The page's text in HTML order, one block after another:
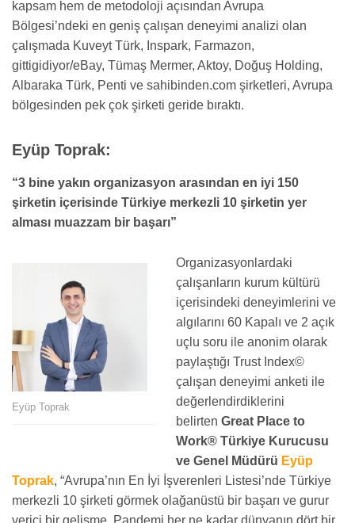
kapsam hem de metodoloji açısından Avrupa
Bölgesi’ndeki en geniş çalışan deneyimi analizi olan
çalışmada Kuveyt Türk, Inspark, Farmazon,
gittigidiyor/eBay, Tümaş Mermer, Aktoy, Doğuş Holding,
Albaraka Türk, Penti ve sahibinden.com şirketleri, Avrupa
bölgesinden pek çok şirketi geride bıraktı.
Eyüp Toprak:
“3 bine yakın organizasyon arasından en iyi 150
şirketin içerisinde Türkiye merkezli 10 şirketin yer
alması muazzam bir başarı”
Eyüp Toprak
Organizasyonlardaki
çalışanların kurum kültürü
içerisindeki deneyimlerini ve
algılarını 60 Kapalı ve 2 açık
uçlu soru ile anonim olarak
paylaştığı Trust Index©
çalışan deneyimi anketi ile
değerlendirdiklerini
belirten Great Place to
Work® Türkiye Kurucusu
ve Genel Müdürü Eyüp
Toprak, “Avrupa’nın En İyi İşverenleri Listesi’nde Türkiye
merkezli 10 şirketi görmek olağanüstü bir başarı ve gurur
verici bir gelişme. Pandemi her ne kadar dünyanın dört bir